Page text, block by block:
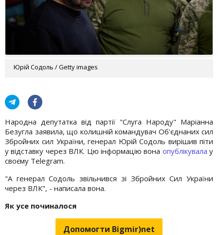
Юрій Содоль / Getty images
Народна депутатка від партії "Слуга Народу" Маріанна
Безугла заявила, що колишній командувач Об'єднаних сил
Збройних сил України, генерал Юрій Содоль вирішив піти
у відставку через ВЛК. Цю інформацію вона опублікувала у
своєму Telegram.
"А генерал Содоль звільнився зі Збройних Сил України
через ВЛК", - написала вона.
Як усе починалося
Допомогти Bigmir)net